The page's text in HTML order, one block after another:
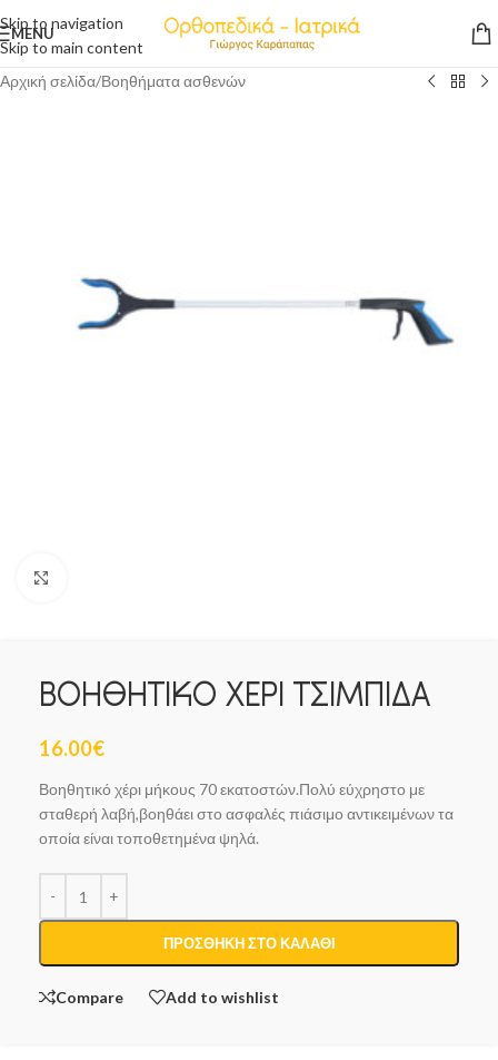
Skip to navigation
Skip to main content
MENU
Αρχική σελίδα/Βοηθήματα ασθενών
ΒΟΗΘΗΤΙΚΟ ΧΕΡΙ ΤΣΙΜΠΙΔΑ
16.00€
Βοηθητικό χέρι μήκους 70 εκατοστών.Πολύ εύχρηστο με
σταθερή λαβή,βοηθάει στο ασφαλές πιάσιμο αντικειμένων τα
οποία είναι τοποθετημένα ψηλά.
ΠΡΟΣΘΉΚΗ ΣΤΟ ΚΑΛΆΘΙ
Compare Add to wishlist